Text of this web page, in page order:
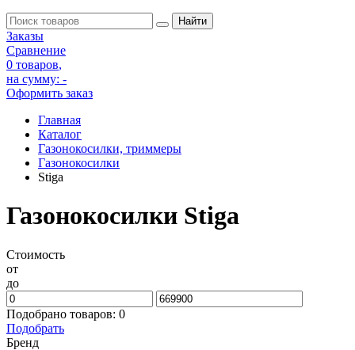
Заказы
Сравнение
0 товаров,
на сумму: -
Оформить заказ
Главная
Каталог
Газонокосилки, триммеры
Газонокосилки
Stiga
Газонокосилки Stiga
Стоимость
от
до
Подобрано товаров: 0
Подобрать
Бренд